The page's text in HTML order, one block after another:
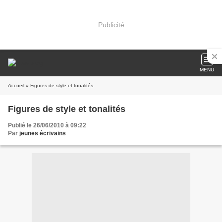
Publicité
MENU
Accueil » Figures de style et tonalités
Figures de style et tonalités
Publié le 26/06/2010 à 09:22
Par jeunes écrivains